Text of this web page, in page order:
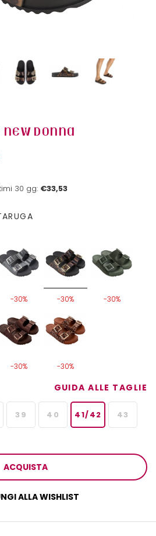
DONNA
30 gg: €33,53
-30% -30% -30%
-30% -30%
GUIDA ALLE TAGLIE
39 40 41/42 43
ACQUISTA
ALLA WISHLIST